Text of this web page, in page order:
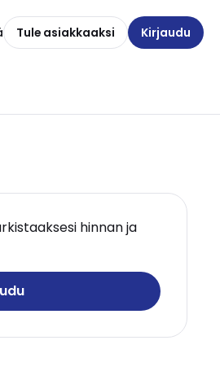
Tule asiakkaaksi Kirjaudu
hinnan ja